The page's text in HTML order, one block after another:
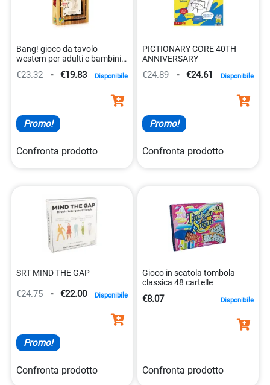
Bang! gioco da tavolo
western per adulti e bambini
€23.32 - €19.83 Disponibile
Promo!
Confronta prodotto
PICTIONARY CORE 40TH
ANNIVERSARY
€24.89 - €24.61 Disponibile
Promo!
Confronta prodotto
SRT MIND THE GAP
€24.75 - €22.00 Disponibile
Promo!
Confronta prodotto
Gioco in scatola tombola
classica 48 cartelle
€8.07 Disponibile
Confronta prodotto